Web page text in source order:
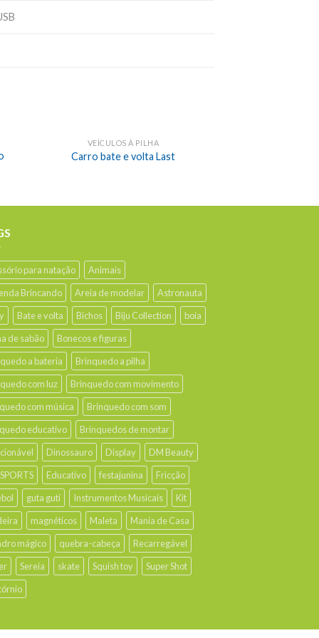
VEÍCULOS À PILHA
Carro bate e volta Last
para natação
Animais
Brincando
Areia de modelar
Astronauta
Bate e volta Bichos Biju Collection
boia
de sabão
Bonecos e figuras
a bateria
Brinquedo a pilha
com luz
Brinquedo com movimento
com música
Brinquedo com som
educativo
Brinquedos de montar
Dinossauro Display
DM Beauty
Educativo festajunina
Fricção
guta guti Instrumentos Musicais
Kit
magnéticos Maleta
Mania de Casa
mágico
quebra-cabeça
Recarregável
Sereia skate Squish toy
Super Shot